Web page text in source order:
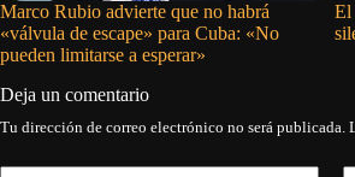
Marco Rubio advierte que no habrá
«válvula de escape» para Cuba: «No
pueden limitarse a esperar»
El
Deja un comentario
Tu dirección de correo electrónico no será publicada.